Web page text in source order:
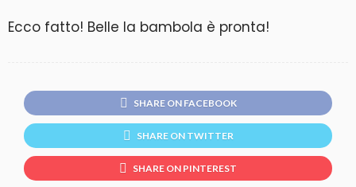
Ecco fatto! Belle la bambola è pronta!
SHARE ON FACEBOOK
SHARE ON TWITTER
SHARE ON PINTEREST